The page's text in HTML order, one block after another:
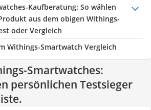
Kaufberatung: So wählen
aus dem obigen Withings-
oder Vergleich
Withings-Smartwatch Vergleich
Smartwatches:
persönlichen Testsieger